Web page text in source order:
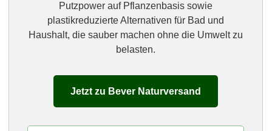
Putzpower auf Pflanzenbasis sowie
plastikreduzierte Alternativen für Bad und
Haushalt, die sauber machen ohne die Umwelt zu
belasten.
Jetzt zu Bever Naturversand